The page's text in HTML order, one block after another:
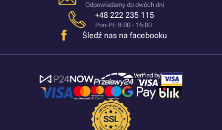
Odpowiadamy do dwóch dni
+48 222 235 115
Pon-Pt: 8:00 - 16:00
Śledź nas na facebooku